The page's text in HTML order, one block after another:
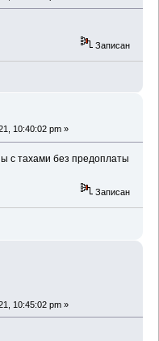
Записан
10:40:02 pm »
с тахами без предоплаты
Записан
10:45:02 pm »